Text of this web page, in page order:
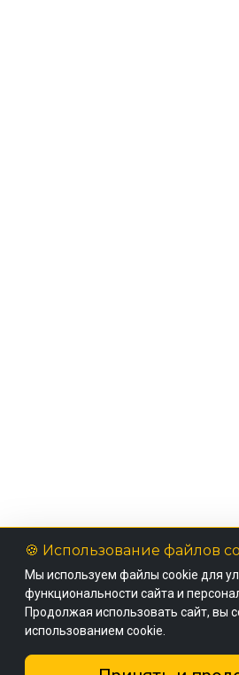
🍪 Использование файлов
Мы используем файлы cookie для
функциональности сайта и
Продолжая использовать сайт, вы
использованием cookie.